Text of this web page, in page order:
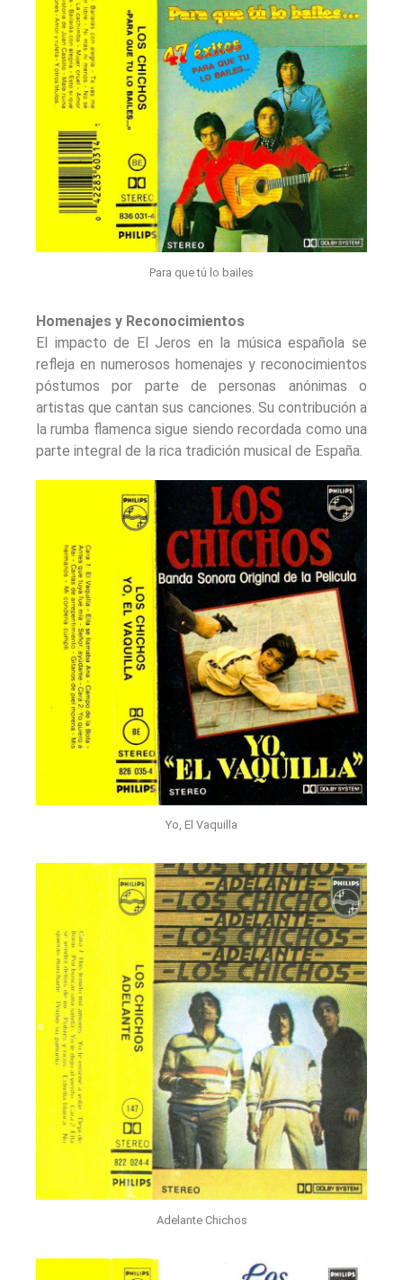
Para que tú lo bailes
Homenajes y Reconocimientos
El impacto de El Jeros en la música española se
refleja en numerosos homenajes y reconocimientos
póstumos por parte de personas anónimas o
artistas que cantan sus canciones. Su contribución a
la rumba flamenca sigue siendo recordada como una
parte integral de la rica tradición musical de España.
Yo, El Vaquilla
Adelante Chichos